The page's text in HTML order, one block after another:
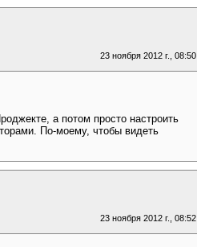
23 ноября 2012 г., 08:50
а потом просто настроить
По-моему, чтобы видеть
23 ноября 2012 г., 08:52